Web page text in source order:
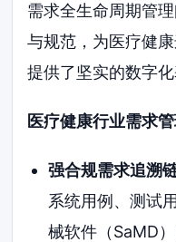
需求全生命周期管
与规范，为医疗健
提供了坚实的数字化
医疗健康行业需求
强合规需求追溯
系统用例、测试
械软件（SaMD